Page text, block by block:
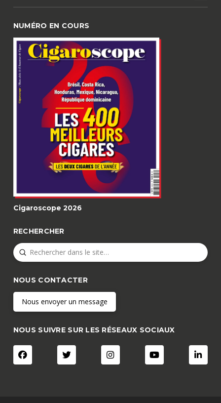
NUMÉRO EN COURS
Cigaroscope 2026
RECHERCHER
Search
Submit
NOUS CONTACTER
Nous envoyer un message
NOUS SUIVRE SUR LES RÉSEAUX SOCIAUX